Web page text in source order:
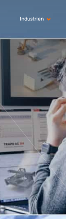
Industrien